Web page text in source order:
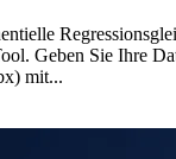
Geben Sie Ihre
mit...